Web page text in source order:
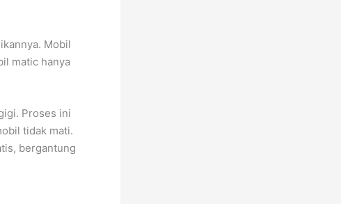
Mobil
matic hanya
Proses ini
tidak mati.
bergantung